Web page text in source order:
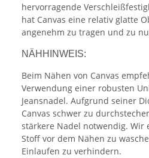
hervorragende
hat Canvas eine relativ glatte
angenehm zu tragen und zu
NÄHHINWEIS:
Beim Nähen von Canvas
Verwendung einer robusten
Jeansnadel. Aufgrund seiner
Canvas schwer zu
stärkere Nadel notwendig. Wir
Stoff vor dem Nähen zu
Einlaufen zu verhindern.